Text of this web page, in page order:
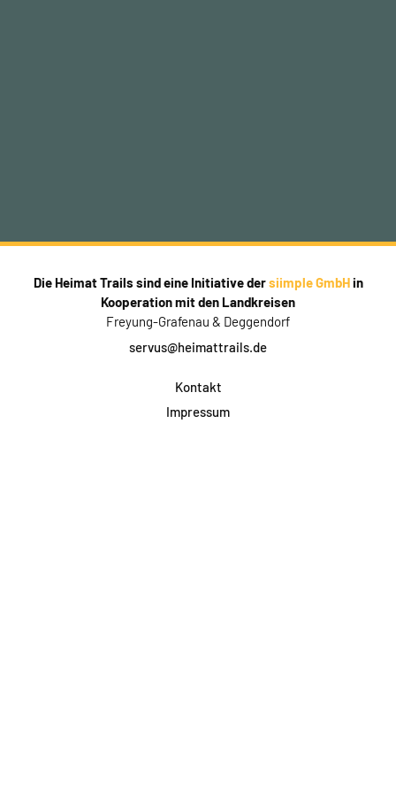
Die Heimat Trails sind eine Initiative dersiimple GmbHin
Kooperation mit den Landkreisen
Freyung-Grafenau & Deggendorf
servus@heimattrails.de
Kontakt
Impressum